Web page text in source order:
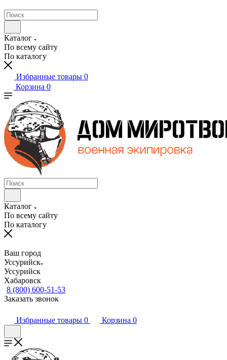
Каталог
По всему сайту
По каталогу
Избранные товары 0
Корзина 0
Каталог
По всему сайту
По каталогу
Ваш город
Уссурийск
Уссурийск
Хабаровск
8 (800) 600-51-53
Заказать звонок
Избранные товары 0 Корзина 0